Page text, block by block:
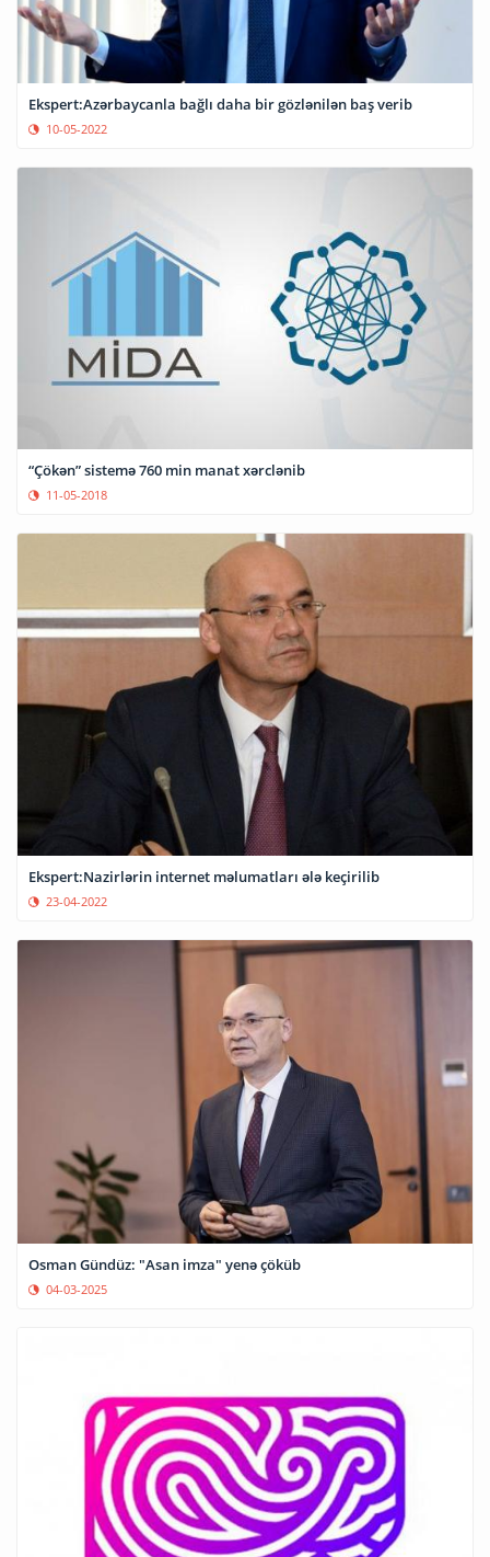
Ekspert:Azərbaycanla bağlı daha bir gözlənilən baş verib
10-05-2022
“Çökən” sistemə 760 min manat xərclənib
11-05-2018
Ekspert:Nazirlərin internet məlumatları ələ keçirilib
23-04-2022
Osman Gündüz: "Asan imza" yenə çöküb
04-03-2025